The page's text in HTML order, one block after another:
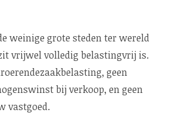
weinige grote steden ter wereld
vrijwel volledig belastingvrij is.
geen
bij verkoop, en geen
vastgoed.